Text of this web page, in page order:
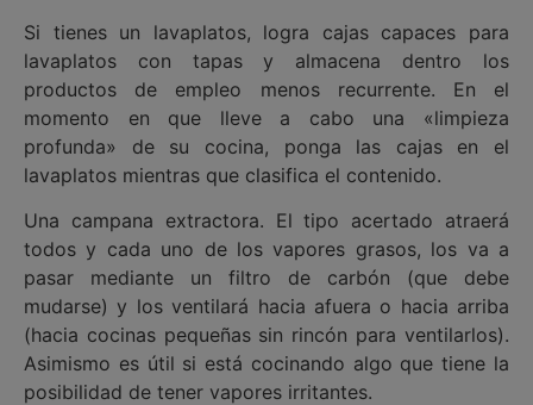
Si tienes un lavaplatos, logra cajas capaces para
lavaplatos con tapas y almacena dentro los
productos de empleo menos recurrente. En el
momento en que lleve a cabo una «limpieza
profunda» de su cocina, ponga las cajas en el
lavaplatos mientras que clasifica el contenido.
Una campana extractora. El tipo acertado atraerá
todos y cada uno de los vapores grasos, los va a
pasar mediante un filtro de carbón (que debe
mudarse) y los ventilará hacia afuera o hacia arriba
(hacia cocinas pequeñas sin rincón para ventilarlos).
Asimismo es útil si está cocinando algo que tiene la
posibilidad de tener vapores irritantes.